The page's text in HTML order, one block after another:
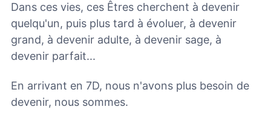
Dans ces vies, ces Êtres cherchent à devenir
quelqu'un, puis plus tard à évoluer, à devenir
grand, à devenir adulte, à devenir sage, à
devenir parfait...
En arrivant en 7D, nous n'avons plus besoin de
devenir, nous sommes.